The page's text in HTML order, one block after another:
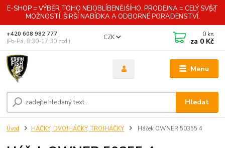
E-SHOP = VÝBĚR TOHO NEJOBLÍBENĚJŠÍHO. PRODEJNA = CELÝ SVĚT
MOŽNOSTÍ, ŠIRŠÍ NABÍDKA A ODBORNÉ PORADENSTVÍ.
Menu
CZK
Hledat
+420 608 982 777
(Po-Pá, 8:30-17:30 hod.)
0 ks
za 0 Kč
Úvod HÁČKY, DVOJHÁČKY, TROJHÁČKY Háček OWNER 50355 4